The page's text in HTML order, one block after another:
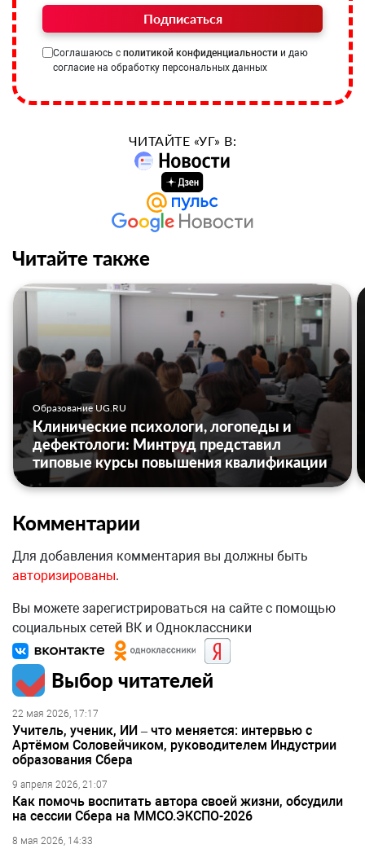
Подписаться
Соглашаюсь с политикой конфиденциальности и даю
согласие на обработку персональных данных
ЧИТАЙТЕ «УГ» В:
Читайте также
Образование UG.RU
Клинические психологи, логопеды и
дефектологи: Минтруд представил
типовые курсы повышения квалификации
Комментарии
Для добавления комментария вы должны быть
авторизированы.
Вы можете зарегистрироваться на сайте с помощью
социальных сетей ВК и Одноклассники
Выбор читателей
22 мая 2026, 17:17
Учитель, ученик, ИИ – что меняется: интервью с
Артёмом Соловейчиком, руководителем Индустрии
образования Сбера
9 апреля 2026, 21:07
Как помочь воспитать автора своей жизни, обсудили
на сессии Сбера на ММСО.ЭКСПО-2026
8 мая 2026, 14:33